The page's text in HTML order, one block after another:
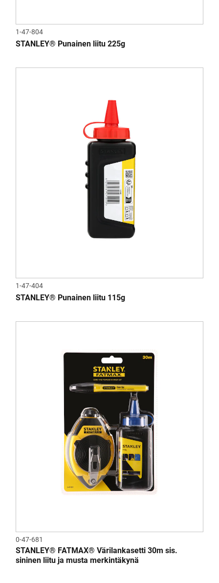
1-47-804
STANLEY® Punainen liitu 225g
1-47-404
STANLEY® Punainen liitu 115g
0-47-681
STANLEY® FATMAX® Värilankasetti 30m sis.
sininen liitu ja musta merkintäkynä